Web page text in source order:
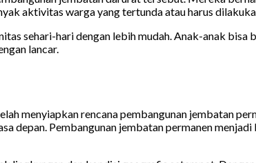
aktivitas warga yang tertunda atau harus
sehari-hari dengan lebih mudah. Anak-anak bisa
lancar.
menyiapkan rencana pembangunan jembatan
depan. Pembangunan jembatan permanen